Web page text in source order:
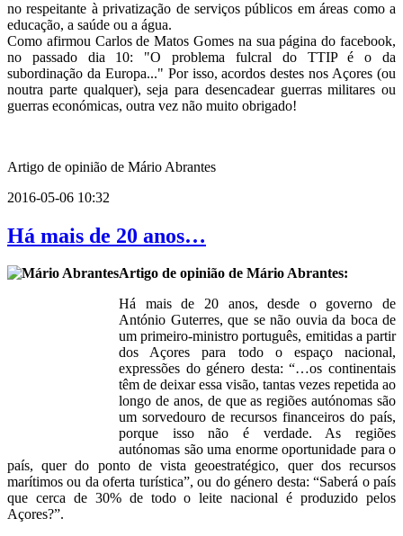
no respeitante à privatização de serviços públicos em áreas como a
educação, a saúde ou a água.
Como afirmou Carlos de Matos Gomes na sua página do facebook,
no passado dia 10: "O problema fulcral do TTIP é o da
subordinação da Europa..." Por isso, acordos destes nos Açores (ou
noutra parte qualquer), seja para desencadear guerras militares ou
guerras económicas, outra vez não muito obrigado!
Artigo de opinião de Mário Abrantes
2016-05-06 10:32
Há mais de 20 anos…
Artigo de opinião de Mário Abrantes:
Há mais de 20 anos, desde o governo de
António Guterres, que se não ouvia da boca de
um primeiro-ministro português, emitidas a partir
dos Açores para todo o espaço nacional,
expressões do género desta: “…os continentais
têm de deixar essa visão, tantas vezes repetida ao
longo de anos, de que as regiões autónomas são
um sorvedouro de recursos financeiros do país,
porque isso não é verdade. As regiões
autónomas são uma enorme oportunidade para o
país, quer do ponto de vista geoestratégico, quer dos recursos
marítimos ou da oferta turística”, ou do género desta: “Saberá o país
que cerca de 30% de todo o leite nacional é produzido pelos
Açores?”.